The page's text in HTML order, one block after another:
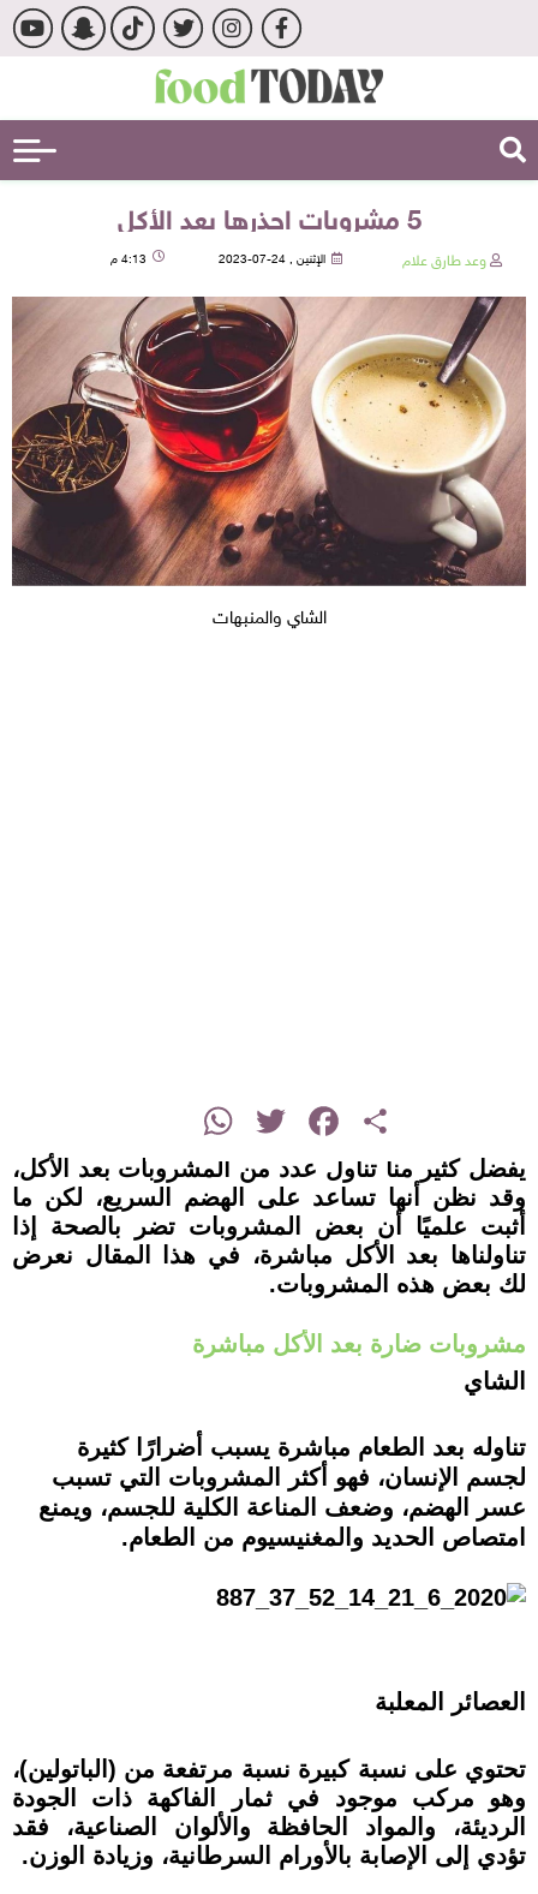
5 مشروبات احذرها بعد الأكل
وعد طارق علام الإثنين , 24-07-2023 4:13 م
الشاي والمنبهات
Share
Facebook
Twitter
WhatsApp
يفضل كثير منا تناول عدد من المشروبات بعد الأكل،
وقد نظن أنها تساعد على الهضم السريع، لكن ما
أثبت علميًا أن بعض المشروبات تضر بالصحة إذا
تناولناها بعد الأكل مباشرة، في هذا المقال نعرض
لك بعض هذه المشروبات.
مشروبات ضارة بعد الأكل مباشرة
الشاي
تناوله بعد الطعام مباشرة يسبب أضرارًا كثيرة
لجسم الإنسان، فهو أكثر المشروبات التي تسبب
عسر الهضم، وضعف المناعة الكلية للجسم، ويمنع
امتصاص الحديد والمغنيسيوم من الطعام.
العصائر المعلبة
تحتوي على نسبة كبيرة نسبة مرتفعة من (الباتولين)،
وهو مركب موجود في ثمار الفاكهة ذات الجودة
الرديئة، والمواد الحافظة والألوان الصناعية، فقد
تؤدي إلى الإصابة بالأورام السرطانية، وزيادة الوزن.